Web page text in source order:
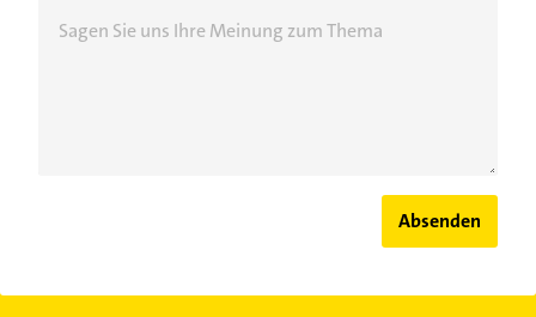
Sagen Sie uns Ihre Meinung zum Thema
Absenden